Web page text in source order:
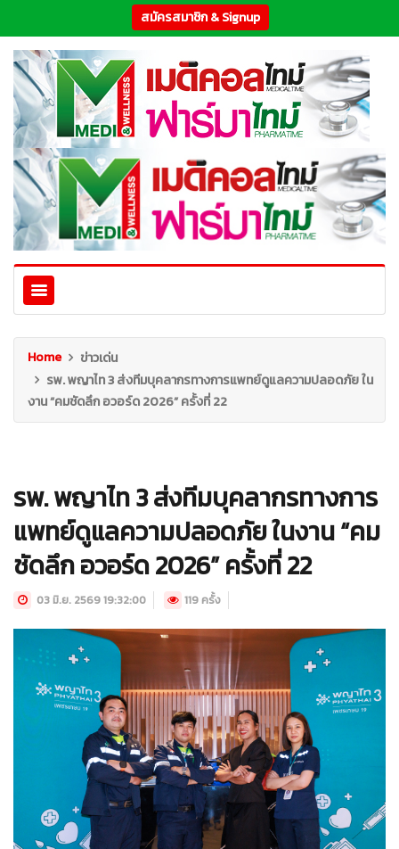
สมัครสมาชิก & Signup
Home
ข่าวเด่น
รพ. พญาไท 3 ส่งทีมบุคลากรทางการแพทย์ดูแลความปลอดภัย ใน
งาน “คมชัดลึก อวอร์ด 2026” ครั้งที่ 22
รพ. พญาไท 3 ส่งทีมบุคลากรทางการ
แพทย์ดูแลความปลอดภัย ในงาน “คม
ชัดลึก อวอร์ด 2026” ครั้งที่ 22
03 มิ.ย. 2569 19:32:00 119 ครั้ง